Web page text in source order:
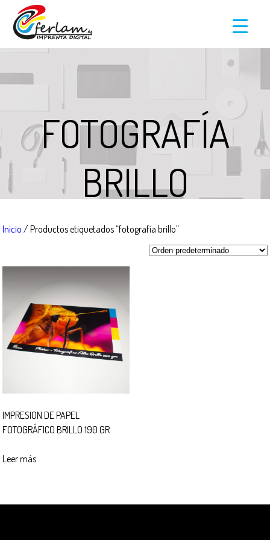
FOTOGRAFÍA
BRILLO
Inicio / Productos etiquetados “fotografía brillo”
IMPRESION DE PAPEL
FOTOGRÁFICO BRILLO 190 GR
Leer más